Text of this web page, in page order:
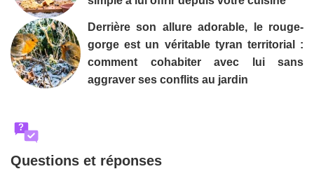
Derrière son allure adorable, le rouge-
gorge est un véritable tyran territorial :
comment cohabiter avec lui sans
aggraver ses conflits au jardin
?
Questions et réponses